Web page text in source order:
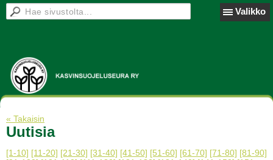
Valikko
« Takaisin
Uutisia
[1-10] [11-20] [21-30] [31-40] [41-50] [51-60] [61-70] [71-80] [81-90]